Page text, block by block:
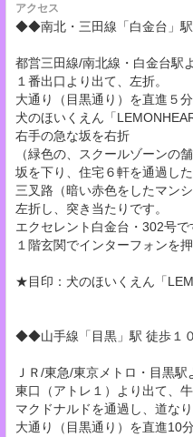
アクセス
◆◆南北・三田線「白金台」
都営三田線/南北線・白金台駅
１番出口より出て、左折。
大通り（目黒通り）を直進５分
犬のほいくえん「
右手の急な坂を右折
（緑色の、スクールゾーンの
坂を下り、住宅６軒を通過し
三叉路（暗い赤色をしたマン
左折し、突き当たりです。
エクセレント白金台・302号で
１階玄関でインターフォンを押
★目印：犬のほいくえん「
◆◆山手線「目黒」駅 徒歩１
ＪＲ/東急/東京メトロ・目黒駅
東口（アトレ１）より出て、牛
マクドナルドを通過し、道なり
大通り（目黒通り）を直進10分